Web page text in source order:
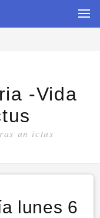
-vida
un ictus
lunes 6